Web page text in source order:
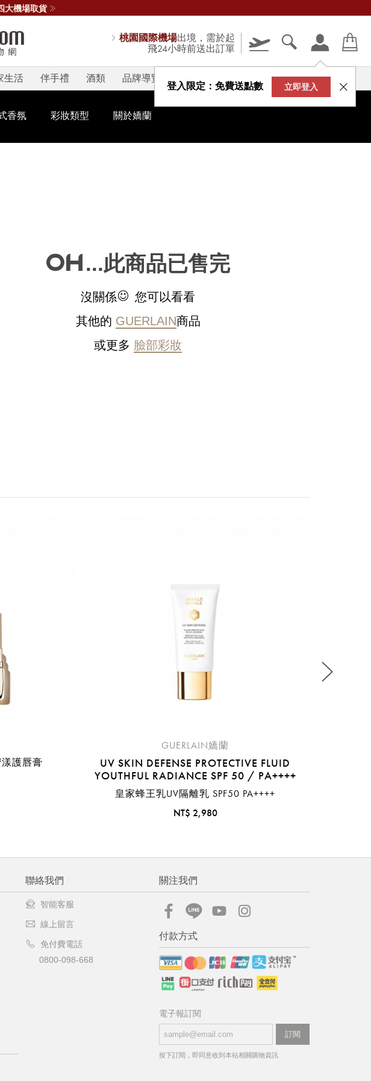
大機場取貨
桃園國際機場出境，需於起
飛24小時前送出訂單
登入限定：免費送點數 立即登入
生活 伴手禮 酒類 品牌導覽 V-STORY
香氛 彩妝類型 關於嬌蘭
指引，請瀏覽
...此商品已售完
沒關係
您可以看看
其他的 GUERLAIN商品
或更多 臉部彩妝
護唇膏
GUERLAIN嬌蘭
UV SKIN DEFENSE PROTECTIVE FLUID
YOUTHFUL RADIANCE SPF 50 / PA++++
皇家蜂王乳UV隔離乳 SPF50 PA++++
NT$ 2,980
聯絡我們
智能客服
線上留言
免付費電話
0800-098-668
關注我們
付款方式
電子報訂閱
訂閱
按下訂閱，即同意收到本站相關購物資訊